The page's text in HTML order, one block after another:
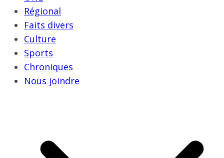
Régional
Faits divers
Culture
Sports
Chroniques
Nous joindre